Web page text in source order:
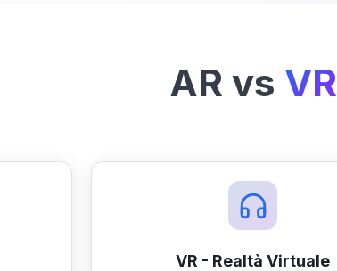
AR vs VR
VR - Realtà Virtuale